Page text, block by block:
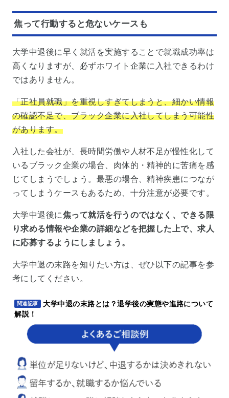
焦って行動すると危ないケースも
大学中退後に早く就活を実施することで就職成功率は
高くなりますが、必ずホワイト企業に入社できるわけ
ではありません。
「正社員就職」を重視しすぎてしまうと、細かい情報
の確認不足で、ブラック企業に入社してしまう可能性
があります。
入社した会社が、長時間労働や人材不足が慢性化して
いるブラック企業の場合、肉体的・精神的に苦痛を感
じてしまうでしょう。最悪の場合、精神疾患につなが
ってしまうケースもあるため、十分注意が必要です。
大学中退後に焦って就活を行うのではなく、できる限
り求める情報や企業の詳細などを把握した上で、求人
に応募するようにしましょう。
大学中退の末路を知りたい方は、ぜひ以下の記事を参
考にしてください。
関連記事
大学中退の末路とは？退学後の実態や進路について
解説！